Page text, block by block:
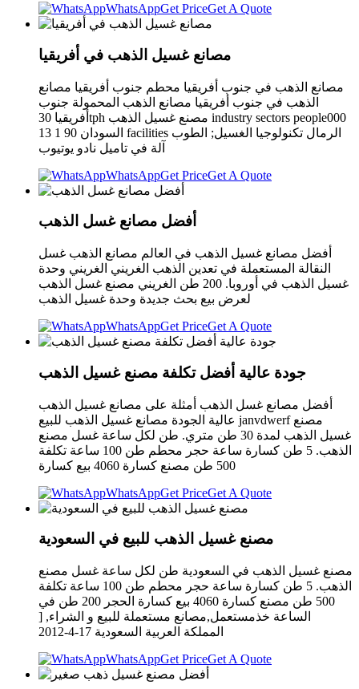
WhatsAppGet PriceGet A Quote
مصانع غسيل الذهب في أفريقيا
مصانع الذهب في جنوب أفريقيا محطم جنوب أفريقيا مصانع
الذهب في جنوب أفريقيا مصانع الذهب المحمولة جنوب
أفريقيا 30tph مصنع غسيل الذهب industry sectors people000
13 السودان 90 1 facilities الرمال تكنولوجيا الغسيل; الطوب
آلة في تاميل نادو يوتيوب
WhatsAppGet PriceGet A Quote
أفضل مصانع غسل الذهب
أفضل مصانع غسيل الذهب في العالم مصانع الذهب غسل
النقالة المستعملة في تعدين الذهب الغريني الغريني وحدة
غسيل الذهب في أوروبا. 200 طن الغريني مصنع غسل الذهب
لعرض بيع بحث جديدة وحدة غسيل الذهب
WhatsAppGet PriceGet A Quote
جودة عالية أفضل تكلفة مصنع غسيل الذهب
أفضل مصانع غسل الذهب أمثلة على مصانع غسيل الذهب
عالية الجودة مصانع غسيل الذهب للبيع janvdwerf مصنع
غسيل الذهب لمدة 30 طن متري. طن لكل ساعة غسل مصنع
الذهب. 5 طن كسارة ساعة حجر محطم طن 100 ساعة تكلفة
500 طن مصنع كسارة 4060 بيع كسارة
WhatsAppGet PriceGet A Quote
مصنع غسيل الذهب للبيع في السعودية
مصنع غسيل الذهب في السعودية طن لكل ساعة غسل مصنع
الذهب. 5 طن كسارة ساعة حجر محطم طن 100 ساعة تكلفة
500 طن مصنع كسارة 4060 بيع كسارة الحجر 200 طن في
الساعة خذمستعمل,مصانع مستعملة للبيع و الشراء, [
المملكة العربية السعودية 17-4-2012
WhatsAppGet PriceGet A Quote